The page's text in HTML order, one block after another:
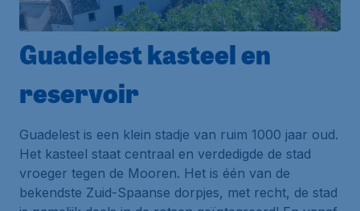
Guadelest kasteel en
reservoir
Guadelest is een klein stadje van ruim 1000 jaar oud.
Het kasteel staat centraal en verdedigde de stad
vroeger tegen de Mooren. Het is één van de
bekendste Zuid-Spaanse dorpjes, met recht, de stad